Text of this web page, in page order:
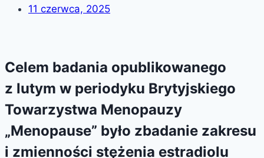
11 czerwca, 2025
Celem badania opublikowanego
z lutym w periodyku Brytyjskiego
Towarzystwa Menopauzy
„Menopause” było zbadanie zakresu
i zmienności stężenia estradiolu